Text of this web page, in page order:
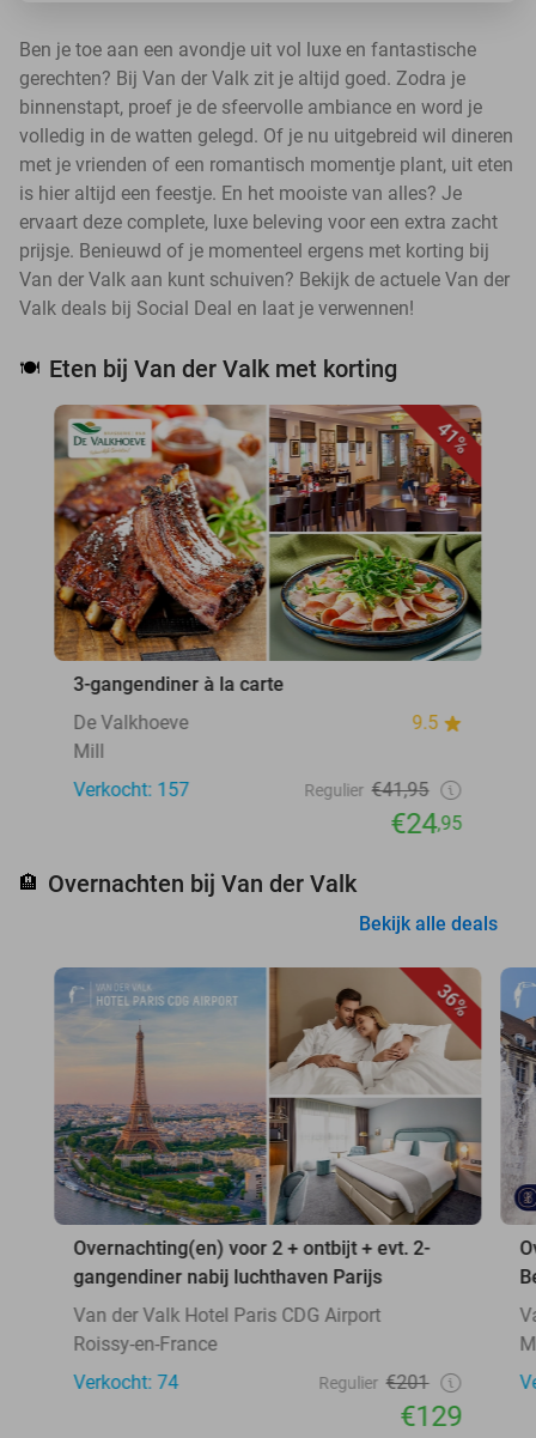
Ben je toe aan een avondje uit vol luxe en fantastische
gerechten? Bij Van der Valk zit je altijd goed. Zodra je
binnenstapt, proef je de sfeervolle ambiance en word je
volledig in de watten gelegd. Of je nu uitgebreid wil dineren
met je vrienden of een romantisch momentje plant, uit eten
is hier altijd een feestje. En het mooiste van alles? Je
ervaart deze complete, luxe beleving voor een extra zacht
prijsje. Benieuwd of je momenteel ergens met korting bij
Van der Valk aan kunt schuiven? Bekijk de actuele Van der
Valk deals bij Social Deal en laat je verwennen!
🍽️ Eten bij Van der Valk met korting
41%
3-gangendiner à la carte
De Valkhoeve
9.5
Mill
Verkocht: 157
Regulier €41,95
€24,95
🏨 Overnachten bij Van der Valk
Bekijk alle deals
36%
Overnachting(en) voor 2 + ontbijt + evt. 2-
gangendiner nabij luchthaven Parijs
Van der Valk Hotel Paris CDG Airport
Roissy-en-France
Verkocht: 74
Regulier €201
€129